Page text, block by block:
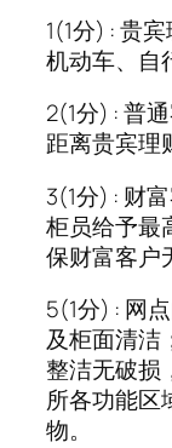
1(1分) : 贵
机动车、自
2(1分) : 普
距离贵宾理
3(1分) : 财
柜员给予最
保财富客户
5(1分) : 网
及柜面清洁
整洁无破损
所各功能区
物。